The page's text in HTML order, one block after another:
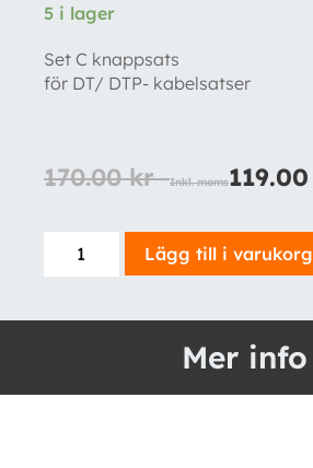
5 i lager
Set C knappsats
för DT/ DTP- kabelsatser
170.00kr Inkl. moms119.00
Lägg till i varukorg
Mer info